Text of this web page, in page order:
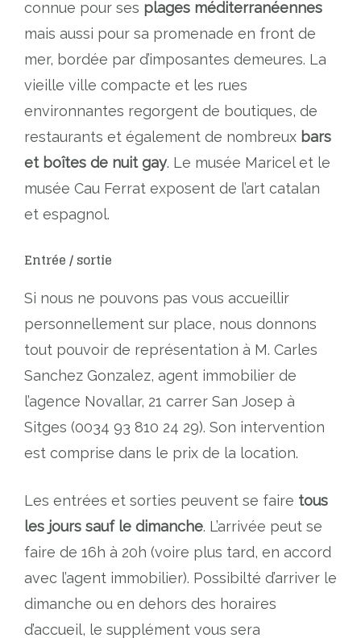
connue pour ses plages méditerranéennes
mais aussi pour sa promenade en front de
mer, bordée par d’imposantes demeures. La
vieille ville compacte et les rues
environnantes regorgent de boutiques, de
restaurants et également de nombreux bars
et boîtes de nuit gay. Le musée Maricel et le
musée Cau Ferrat exposent de l’art catalan
et espagnol.
Entrée / sortie
Si nous ne pouvons pas vous accueillir
personnellement sur place, nous donnons
tout pouvoir de représentation à M. Carles
Sanchez Gonzalez, agent immobilier de
l’agence Novallar, 21 carrer San Josep à
Sitges (0034 93 810 24 29). Son intervention
est comprise dans le prix de la location.
Les entrées et sorties peuvent se faire tous
les jours sauf le dimanche. L’arrivée peut se
faire de 16h à 20h (voire plus tard, en accord
avec l’agent immobilier). Possibilté d’arriver le
dimanche ou en dehors des horaires
d’accueil, le supplément vous sera